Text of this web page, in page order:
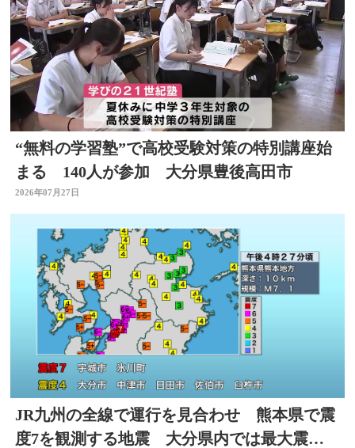
“無料の学習塾”で高校受験対策の特別講座始
まる 140人が参加 大分県豊後高田市
2026年07月27日
JR九州の全線で運行を見合わせ 熊本県で震
度7を観測する地震 大分県内では最大震度4